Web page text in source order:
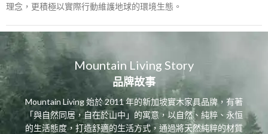
理念，更積極以實際行動維護地球的環境生態。
Mountain Living Story
品牌故事
Mountain Living 始於 2011 年的新加坡實木家具品牌，有著
「與自然同居，自在於山中」的寓意，以自然、純粹、永恒
的生活態度，打造舒適的生活方式，通過將天然純粹的材質